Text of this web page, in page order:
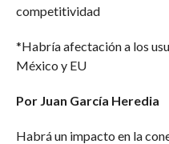
competitividad
*Habría afectación a los
México y EU
Por Juan García Heredia
Habrá un impacto en la